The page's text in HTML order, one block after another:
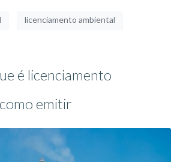
licenciamento ambiental
é licenciamento
emitir